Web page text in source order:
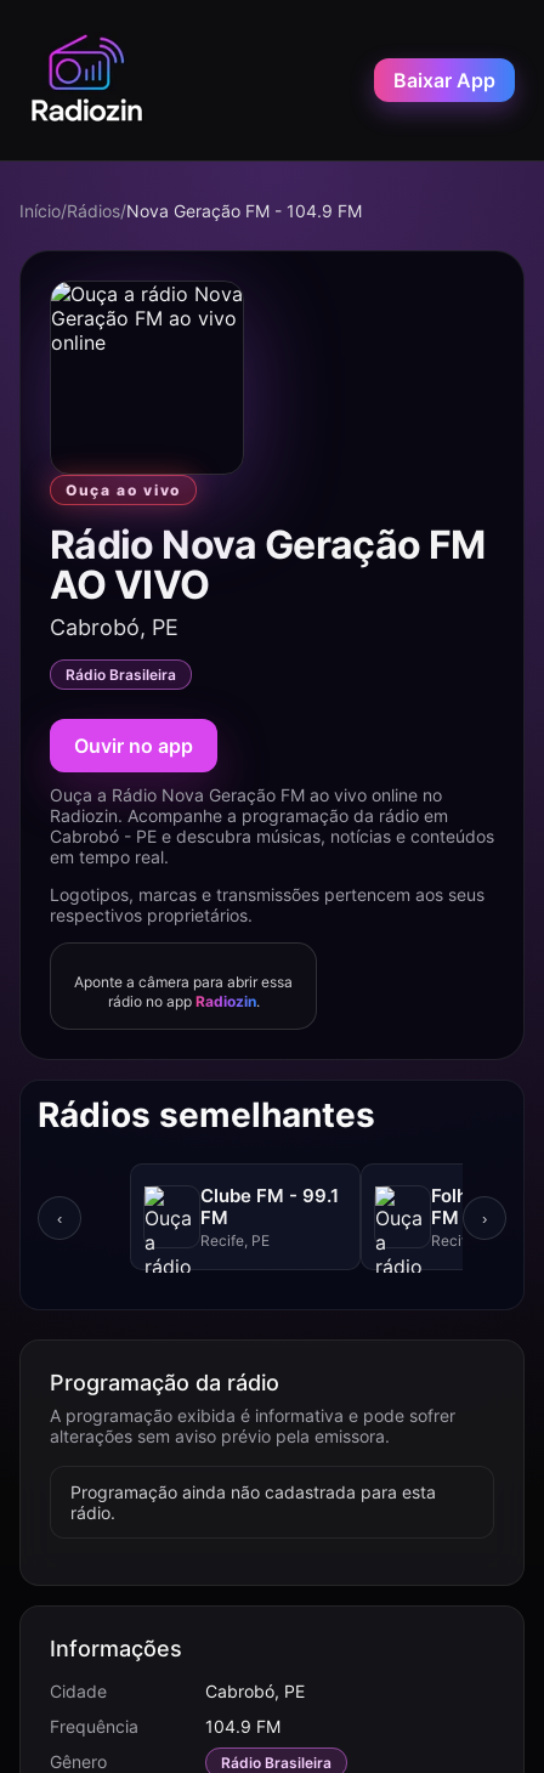
Baixar App
Início/Rádios/Nova Geração FM - 104.9 FM
Ouça ao vivo
Rádio Nova Geração FM
AO VIVO
Cabrobó, PE
Rádio Brasileira
Ouvir no app
Ouça a Rádio Nova Geração FM ao vivo online no
Radiozin. Acompanhe a programação da rádio em
Cabrobó - PE e descubra músicas, notícias e conteúdos
em tempo real.
Logotipos, marcas e transmissões pertencem aos seus
respectivos proprietários.
Aponte a câmera para abrir essa
rádio no app Radiozin.
Rádios semelhantes
‹
Clube FM - 99.1
FM
Recife, PE
Folha FM -
FM
Recife, PE
›
Programação da rádio
A programação exibida é informativa e pode sofrer
alterações sem aviso prévio pela emissora.
Programação ainda não cadastrada para esta
rádio.
Informações
Cidade
Cabrobó, PE
Frequência
104.9 FM
Gênero
Rádio Brasileira